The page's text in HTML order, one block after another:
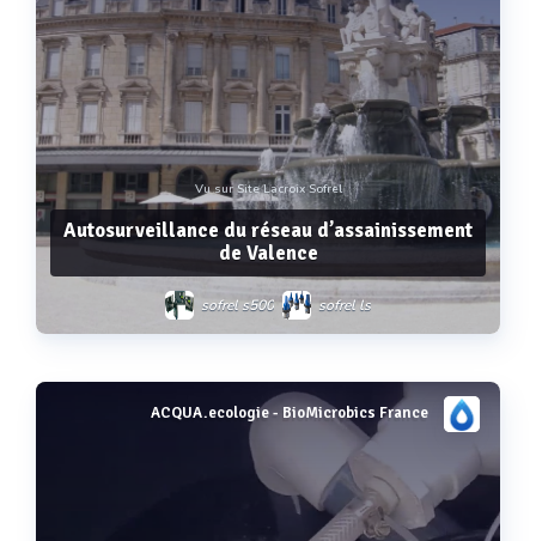
Vu sur Site Lacroix Sofrel
Autosurveillance du réseau d’assainissement
de Valence
sofrel s500 sofrel ls
Voir plus
ACQUA.ecologie - BioMicrobics France